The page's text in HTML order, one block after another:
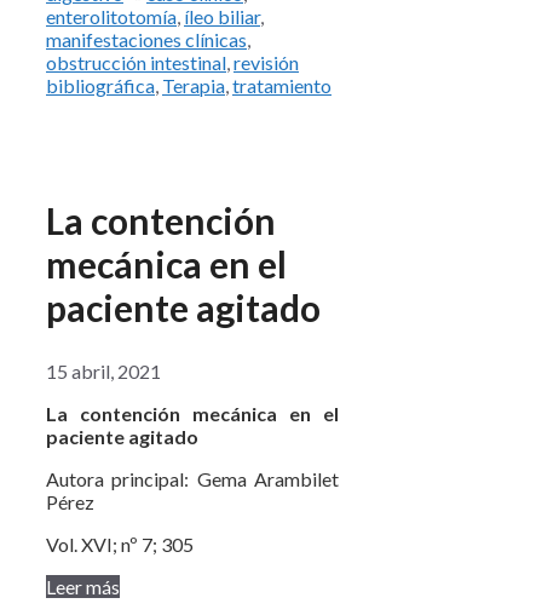
enterolitotomía íleo biliar,
manifestaciones clínicas
obstrucción intestinal revisión
bibliográfica Terapia tratamiento
La contención
mecánica en el
paciente agitado
15 abril, 2021
La contención mecánica en el
paciente agitado
Autora principal: Gema Arambilet
Pérez
Vol. XVI; nº 7; 305
Leer más